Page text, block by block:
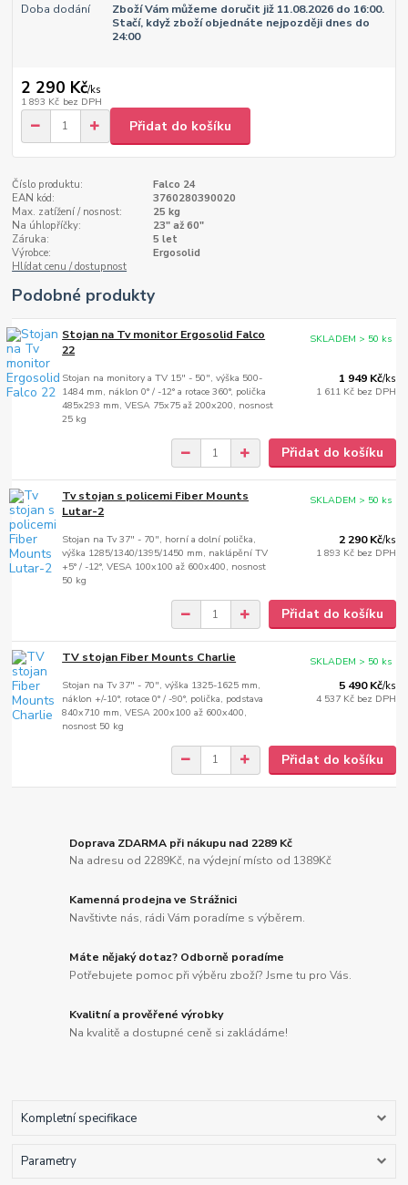
Doba dodání
Zboží Vám můžeme doručit již 11.08.2026 do 16:00.
Stačí, když zboží objednáte nejpozději dnes do
24:00
2 290 Kč/ks
1 893 Kč bez DPH
Přidat do košíku
Číslo produktu:
Falco 24
EAN kód:
3760280390020
Max. zatížení / nosnost:
25 kg
Na úhlopříčky:
23" až 60"
Záruka:
5 let
Výrobce:
Ergosolid
Hlídat cenu / dostupnost
Podobné produkty
Stojan na Tv monitor Ergosolid Falco
22
Stojan na monitory a TV 15" - 50", výška 500-
1484 mm, náklon 0° / -12° a rotace 360°, polička
485x293 mm, VESA 75x75 až 200x200, nosnost
25 kg
1 949 Kč/ks
1 611 Kč bez DPH
SKLADEM > 50 ks
Přidat do košíku
Tv stojan s policemi Fiber Mounts
Lutar-2
Stojan na Tv 37" - 70", horní a dolní polička,
výška 1285/1340/1395/1450 mm, naklápění TV
+5° / -12°, VESA 100x100 až 600x400, nosnost
50 kg
2 290 Kč/ks
1 893 Kč bez DPH
SKLADEM > 50 ks
Přidat do košíku
TV stojan Fiber Mounts Charlie
Stojan na Tv 37" - 70", výška 1325-1625 mm,
náklon +/-10°, rotace 0° / -90°, polička, podstava
840x710 mm, VESA 200x100 až 600x400,
nosnost 50 kg
5 490 Kč/ks
4 537 Kč bez DPH
SKLADEM > 50 ks
Přidat do košíku
Doprava ZDARMA při nákupu nad 2289 Kč
Na adresu od 2289Kč, na výdejní místo od 1389Kč
Kamenná prodejna ve Strážnici
Navštivte nás, rádi Vám poradíme s výběrem.
Máte nějaký dotaz? Odborně poradíme
Potřebujete pomoc při výběru zboží? Jsme tu pro Vás.
Kvalitní a prověřené výrobky
Na kvalitě a dostupné ceně si zakládáme!
Kompletní specifikace
Parametry